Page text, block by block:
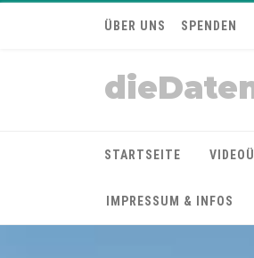
ÜBER UNS SPENDEN
STARTSEITE
IMPRESSUM & INFOS